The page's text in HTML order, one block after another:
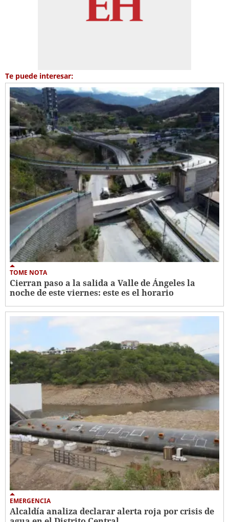
Te puede interesar:
TOME NOTA
Cierran paso a la salida a Valle de Ángeles la
noche de este viernes: este es el horario
EMERGENCIA
Alcaldía analiza declarar alerta roja por crisis de